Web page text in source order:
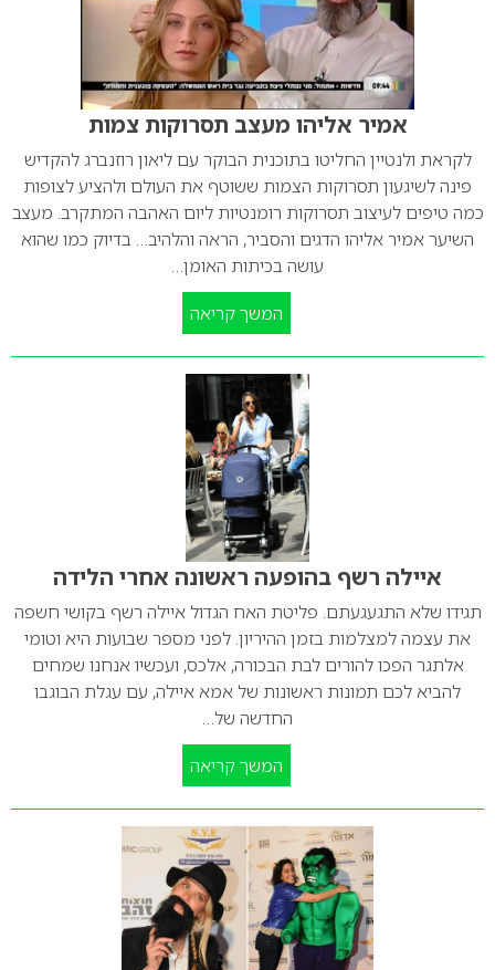
אמיר אליהו מעצב תסרוקות צמות
לקראת ולנטיין החליטו בתוכנית הבוקר עם ליאון רוזנברג להקדיש
פינה לשיגעון תסרוקות הצמות ששוטף את העולם ולהציע לצופות
כמה טיפים לעיצוב תסרוקות רומנטיות ליום האהבה המתקרב. מעצב
השיער אמיר אליהו הדגים והסביר, הראה והלהיב… בדיוק כמו שהוא
עושה בכיתות האומן…
המשך קריאה
איילה רשף בהופעה ראשונה אחרי הלידה
תגידו שלא התגעגעתם. פליטת האח הגדול איילה רשף בקושי חשפה
את עצמה למצלמות בזמן ההיריון. לפני מספר שבועות היא וטומי
אלתגר הפכו להורים לבת הבכורה, אלכס, ועכשיו אנחנו שמחים
להביא לכם תמונות ראשונות של אמא איילה, עם עגלת הבוגבו
החדשה של…
המשך קריאה